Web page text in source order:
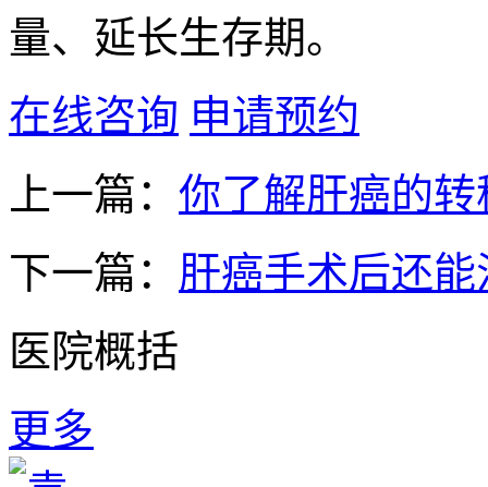
量、延长生存期。
在线咨询 申请预约
上一篇： 你了解肝癌的
下一篇： 肝癌手术后还
医院概括
更多